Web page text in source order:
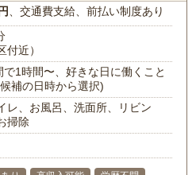
、交通費支給、前払い制度あり
付近）
1時間〜、好きな日に働くこと
補の日時から選択)
レ、お風呂、洗面所、リビン
掃除